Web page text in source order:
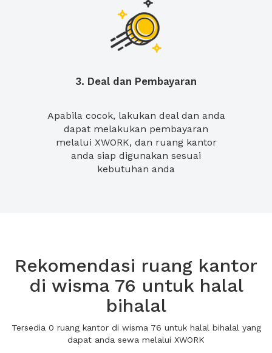
3. Deal dan Pembayaran
Apabila cocok, lakukan deal dan anda
dapat melakukan pembayaran
melalui XWORK, dan ruang kantor
anda siap digunakan sesuai
kebutuhan anda
Rekomendasi ruang kantor
di wisma 76 untuk halal
bihalal
Tersedia 0 ruang kantor di wisma 76 untuk halal bihalal yang
dapat anda sewa melalui XWORK